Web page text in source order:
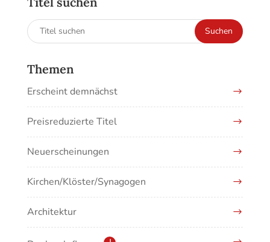
Suchen
nach:
Suchen
Themen
Erscheint demnächst
Preisreduzierte Titel
Neuerscheinungen
Kirchen/Klöster/Synagogen
Architektur